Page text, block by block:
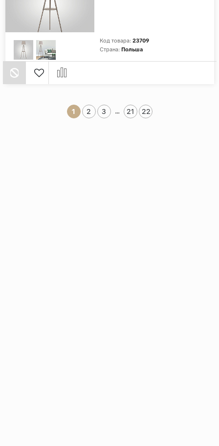
Код товара: 23709
Страна: Польша
1 2 3 ... 21 22